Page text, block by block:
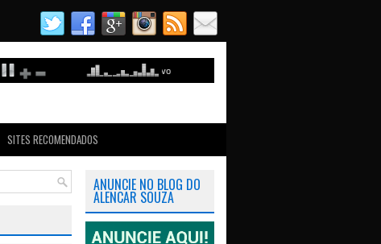
SITES RECOMENDADOS
ANUNCIE NO BLOG DO
ALENCAR SOUZA